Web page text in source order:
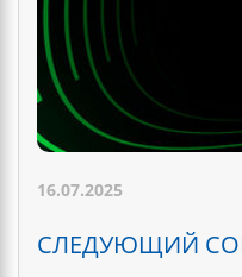
16.07.2025
СЛЕДУЮЩИЙ